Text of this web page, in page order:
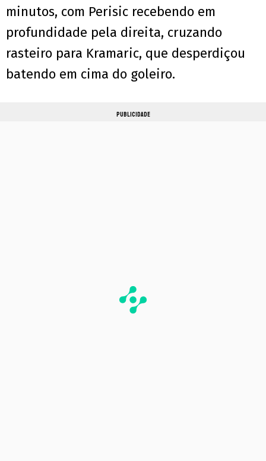
minutos, com Perisic recebendo em
profundidade pela direita, cruzando
rasteiro para Kramaric, que desperdiçou
batendo em cima do goleiro.
PUBLICIDADE